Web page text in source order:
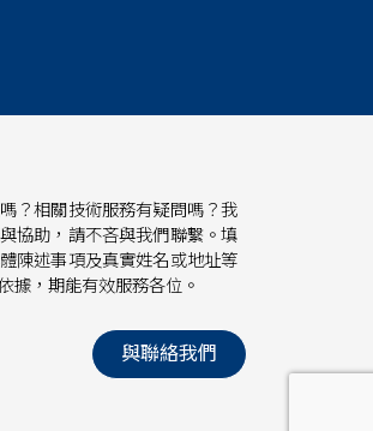
？相關技術服務有疑問嗎？我
協助，請不吝與我們聯繫。填
陳述事項及真實姓名或地址等
據，期能有效服務各位。
與聯絡我們